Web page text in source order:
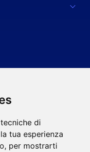
di
tua esperienza
per mostrarti